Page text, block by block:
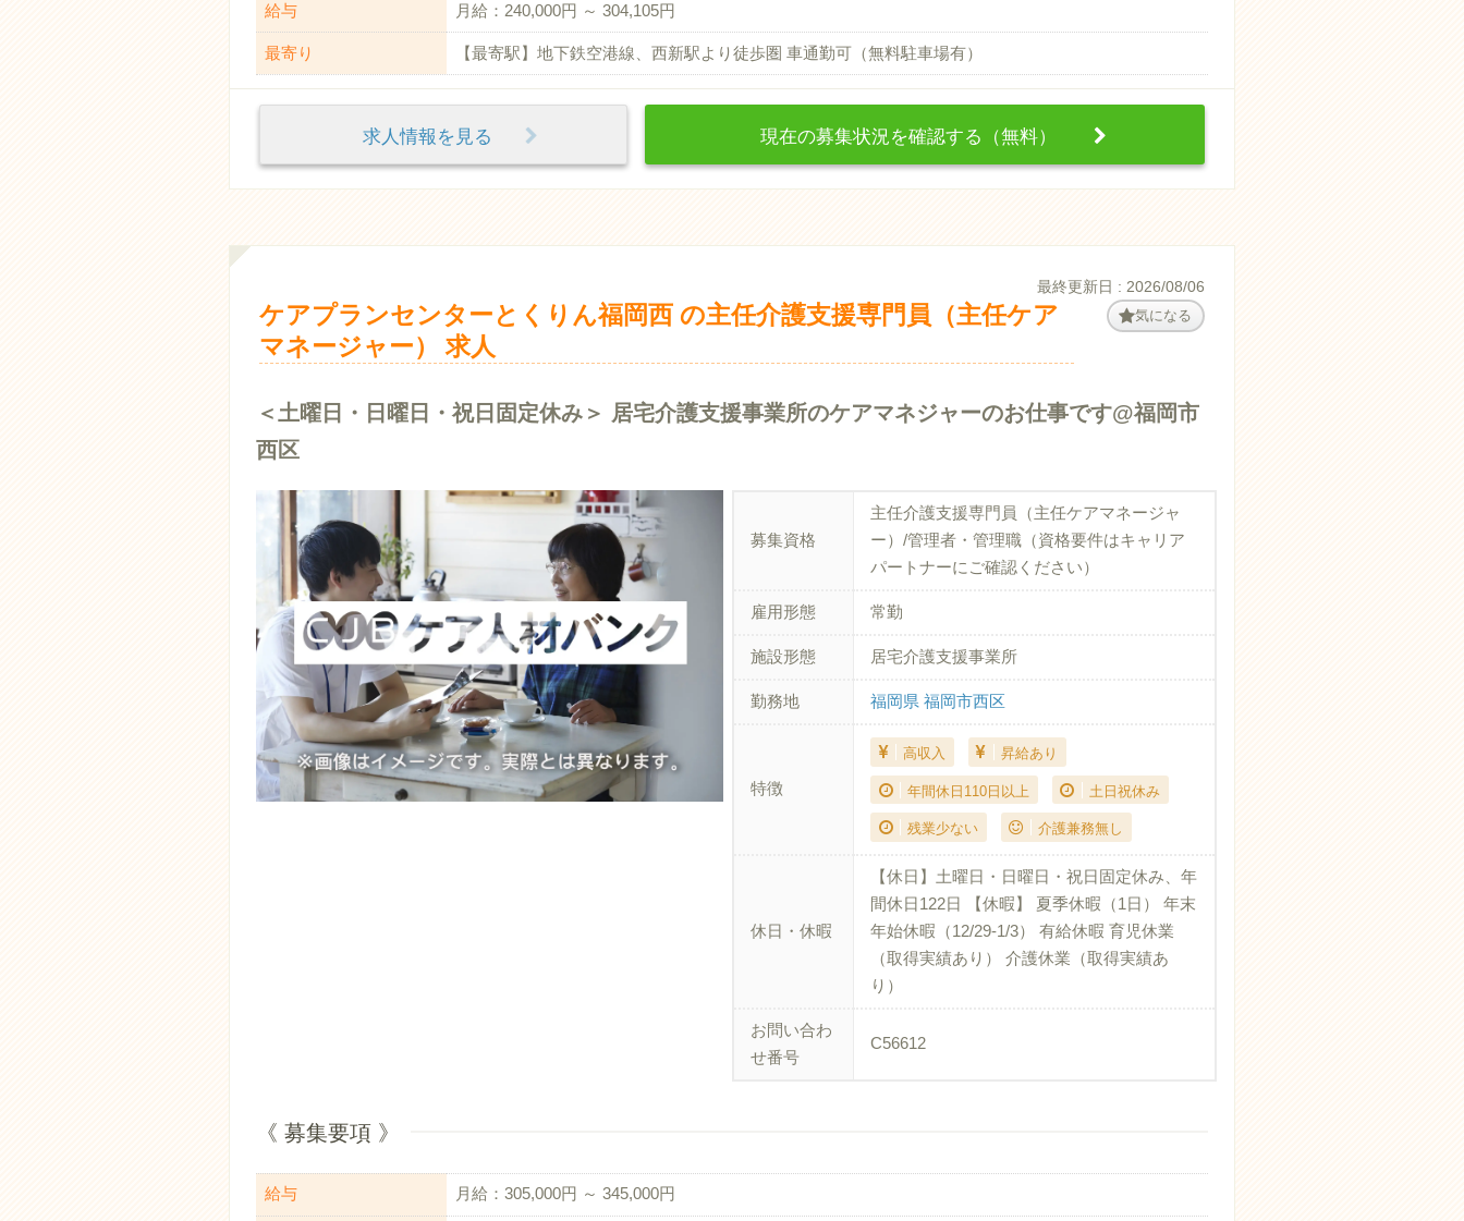
給与 月給：240,000円 ～ 304,105円
最寄り 【最寄駅】地下鉄空港線、西新駅より徒歩圏 車通勤可（無料駐車場有）
求人情報を見る 現在の募集状況を確認する（無料）
最終更新日 : 2026/08/06
ケアプランセンターとくりん福岡西 の主任介護支援専門員（主任ケア
マネージャー） 求人
気になる
＜土曜日・日曜日・祝日固定休み＞ 居宅介護支援事業所のケアマネジャーのお仕事です@福岡市
西区
募集資格
主任介護支援専門員（主任ケアマネージャ
ー）/管理者・管理職（資格要件はキャリア
パートナーにご確認ください）
雇用形態 常勤
施設形態 居宅介護支援事業所
勤務地 福岡県 福岡市西区
特徴
高収入 昇給あり
年間休日110日以上 土日祝休み
残業少ない 介護兼務無し
休日・休暇
【休日】土曜日・日曜日・祝日固定休み、年
間休日122日 【休暇】 夏季休暇（1日） 年末
年始休暇（12/29-1/3） 有給休暇 育児休業
（取得実績あり） 介護休業（取得実績あ
り）
お問い合わ
せ番号
C56612
《 募集要項 》
給与 月給：305,000円 ～ 345,000円